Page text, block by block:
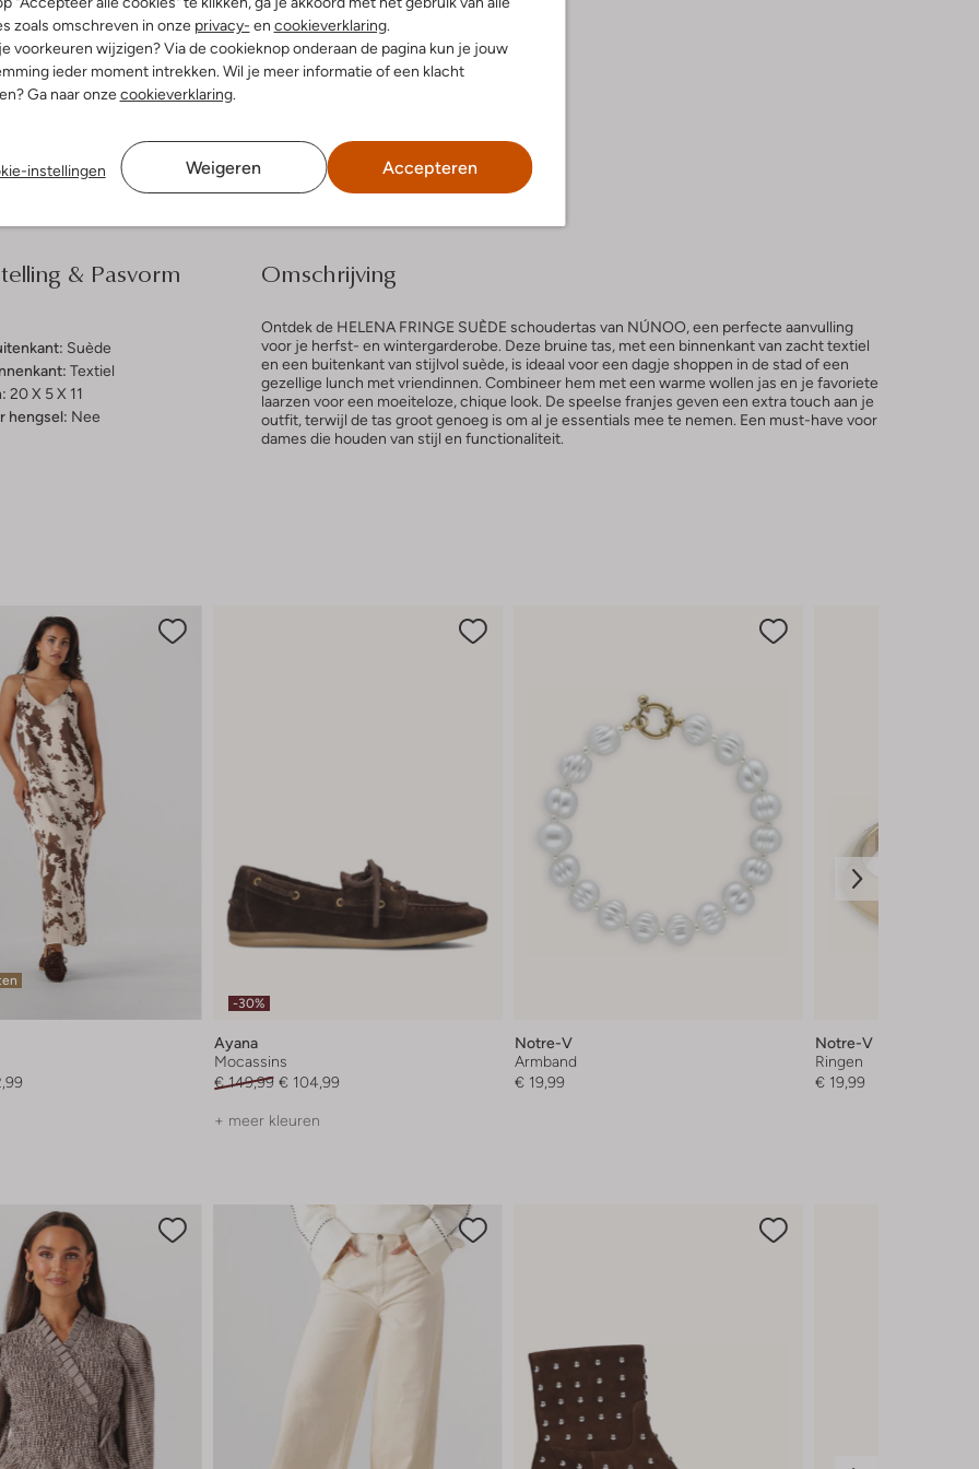
zoals omschreven in onze privacy- en cookieverklaring.
voorkeuren wijzigen? Via de cookieknop onderaan de pagina kun je jouw
ieder moment intrekken. Wil je meer informatie of een klacht
Ga naar onzecookieverklaring.
instellingen Weigeren Accepteren
de look Ontdek de look
& retourneren
& Pasvorm
Suède
Textiel
20 X 5 X 11
hengsel: Nee
Omschrijving
Ontdek de HELENA FRINGE SUÈDE schoudertas van NÚNOO, een perfecte aanvulling
voor je herfst- en wintergarderobe. Deze bruine tas, met een binnenkant van zacht textiel
en een buitenkant van stijlvol suède, is ideaal voor een dagje shoppen in de stad of een
gezellige lunch met vriendinnen. Combineer hem met een warme wollen jas en je favoriete
laarzen voor een moeiteloze, chique look. De speelse franjes geven een extra touch aan je
outfit, terwijl de tas groot genoeg is om al je essentials mee te nemen. Een must-have voor
dames die houden van stijl en functionaliteit.
-30%
Ayana
Mocassins
€ 149,99 € 104,99
+ meer kleuren
Notre-V
Armband
€ 19,99
Notre-V
Ringen
€ 19,99